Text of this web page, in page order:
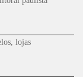
lojas